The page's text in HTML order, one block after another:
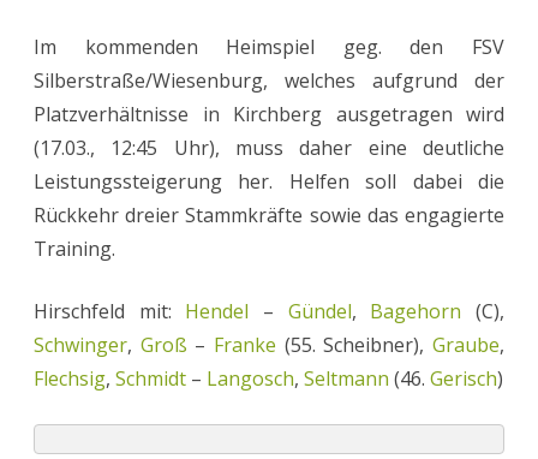
Im kommenden Heimspiel geg. den FSV
Silberstraße/Wiesenburg, welches aufgrund der
Platzverhältnisse in Kirchberg ausgetragen wird
(17.03., 12:45 Uhr), muss daher eine deutliche
Leistungssteigerung her. Helfen soll dabei die
Rückkehr dreier Stammkräfte sowie das engagierte
Training.
Hirschfeld mit: Hendel – Gündel, Bagehorn (C),
Schwinger, Groß – Franke (55. Scheibner),Graube,
Flechsig, Schmidt – Langosch, Seltmann (46. Gerisch)